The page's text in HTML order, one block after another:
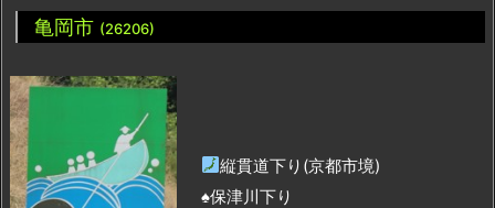
亀岡市 (26206)
縦貫道下り(京都市境)
♠保津川下り